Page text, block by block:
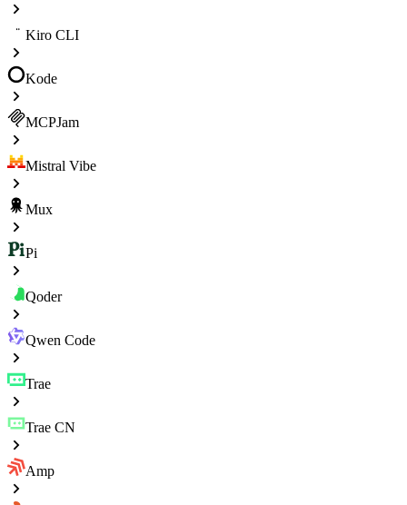
Kiro CLI
Kode
MCPJam
Mistral Vibe
Mux
Pi
Qoder
Qwen Code
Trae
Trae CN
Amp